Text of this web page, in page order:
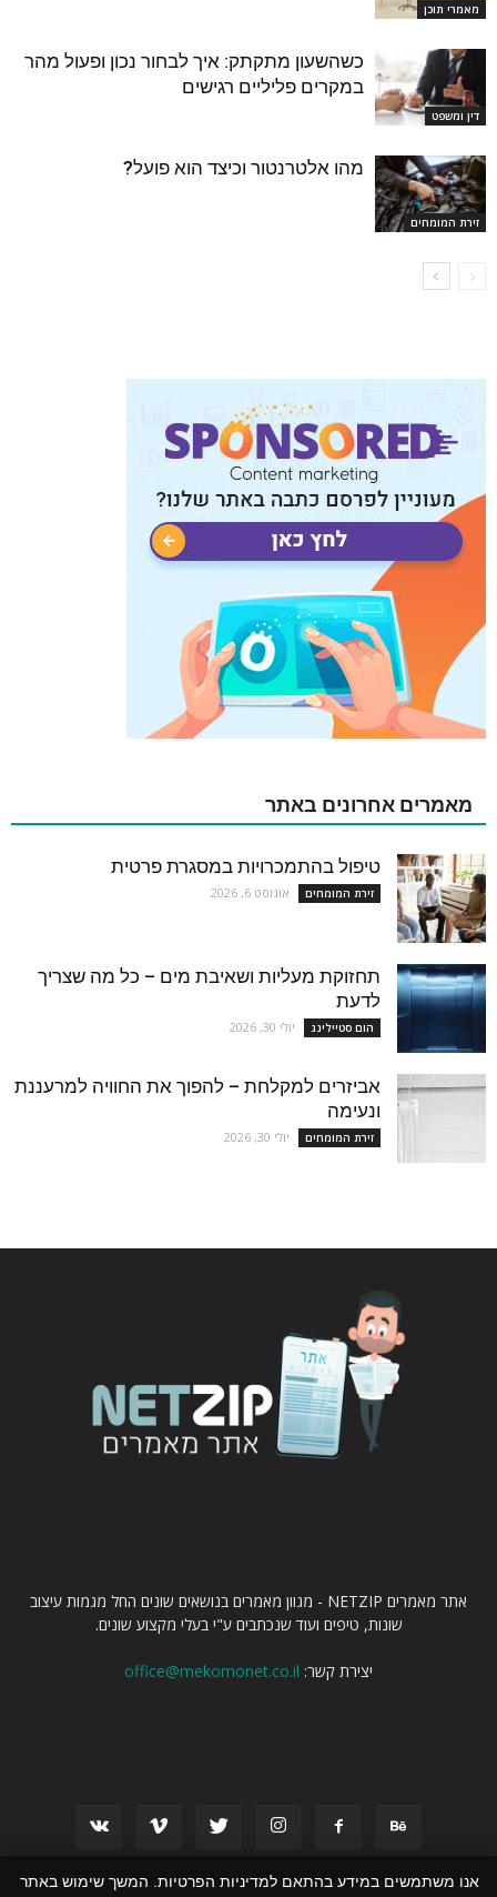
מאמרי תוכן
דין ומשפט
כשהשעון מתקתק: איך לבחור נכון ופעול מהר
במקרים פליליים רגישים
זירת המומחים
מהו אלטרנטור וכיצד הוא פועל?
מאמרים אחרונים באתר
טיפול בהתמכרויות במסגרת פרטית
זירת המומחים אוגוסט 6, 2026
תחזוקת מעליות ושאיבת מים – כל מה שצריך
לדעת
הום סטיילינג יולי 30, 2026
אביזרים למקלחת – להפוך את החוויה למרעננת
ונעימה
זירת המומחים יולי 30, 2026
אתר מאמרים NETZIP - מגוון מאמרים בנושאים שונים החל מגמות עיצוב
שונות, טיפים ועוד שנכתבים ע"י בעלי מקצוע שונים.
יצירת קשר: office@mekomonet.co.il
אנו משתמשים במידע בהתאם למדיניות הפרטיות. המשך שימוש באתר